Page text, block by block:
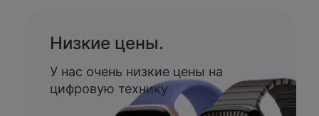
Низкие цены.
У нас очень низкие цены на
цифровую технику